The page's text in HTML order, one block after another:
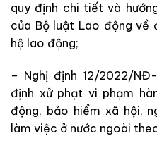
quy định chi tiết và
của Bộ luật Lao động về
hệ lao động;
– Nghị định 12/2022/
định xử phạt vi phạm
động, bảo hiểm xã hội,
làm việc ở nước ngoài